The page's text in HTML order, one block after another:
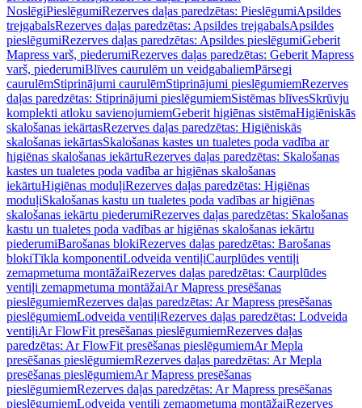
NoslēgiPieslēgumiRezerves daļas paredzētas: PieslēgumiApsildes
trejgabalsRezerves daļas paredzētas: Apsildes trejgabalsApsildes
pieslēgumiRezerves daļas paredzētas: Apsildes pieslēgumiGeberit
Mapress varš, piederumiRezerves daļas paredzētas: Geberit Mapress
varš, piederumiBlīves caurulēm un veidgabaliemPārsegi
caurulēmStiprinājumi caurulēmStiprinājumi pieslēgumiemRezerves
daļas paredzētas: Stiprinājumi pieslēgumiemSistēmas blīvesSkrūvju
komplekti atloku savienojumiemGeberit higiēnas sistēmaHigiēniskās
skalošanas iekārtasRezerves daļas paredzētas: Higiēniskās
skalošanas iekārtasSkalošanas kastes un tualetes poda vadība ar
higiēnas skalošanas iekārtuRezerves daļas paredzētas: Skalošanas
kastes un tualetes poda vadība ar higiēnas skalošanas
iekārtuHigiēnas moduļiRezerves daļas paredzētas: Higiēnas
moduļiSkalošanas kastu un tualetes poda vadības ar higiēnas
skalošanas iekārtu piederumiRezerves daļas paredzētas: Skalošanas
kastu un tualetes poda vadības ar higiēnas skalošanas iekārtu
piederumiBarošanas blokiRezerves daļas paredzētas: Barošanas
blokiTīkla komponentiLodveida ventiļiCaurplūdes ventiļi
zemapmetuma montāžaiRezerves daļas paredzētas: Caurplūdes
ventiļi zemapmetuma montāžaiAr Mapress presēšanas
pieslēgumiemRezerves daļas paredzētas: Ar Mapress presēšanas
pieslēgumiemLodveida ventiļiRezerves daļas paredzētas: Lodveida
ventiļiAr FlowFit presēšanas pieslēgumiemRezerves daļas
paredzētas: Ar FlowFit presēšanas pieslēgumiemAr Mepla
presēšanas pieslēgumiemRezerves daļas paredzētas: Ar Mepla
presēšanas pieslēgumiemAr Mapress presēšanas
pieslēgumiemRezerves daļas paredzētas: Ar Mapress presēšanas
pieslēgumiemLodveida ventiļi zemapmetuma montāžaiRezerves